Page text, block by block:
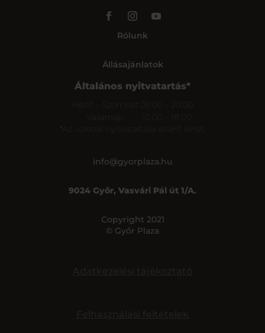
Rólunk
Állásajánlatok
Általános nyitvatartás*
*Az üzletek nyitvatartása eltérő lehet.
info@gyorplaza.hu
9024 Győr, Vasvári Pál út 1/A.
Copyright 2021
© Győr Plaza